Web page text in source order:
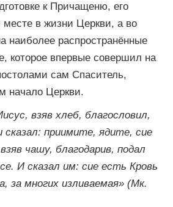
к Причащеню, его
в жизни Церкви, а во
наиболее распространённые
которое впервые совершил на
сам Спаситель,
начало Церкви.
взяв хлеб, благословил,
сказал: приимите, ядите, сие
чашу, благодарив, подал
И сказал им: сие есть Кровь
за многих изливаемая» (Мк.